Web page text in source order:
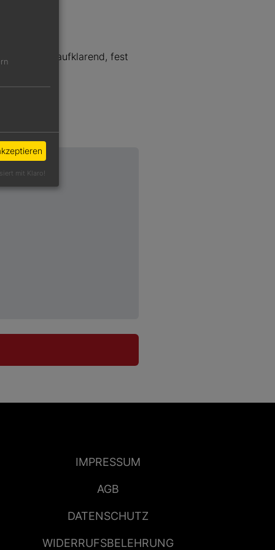
gut aufklarend, fest
IMPRESSUM
AGB
DATENSCHUTZ
WIDERRUFSBELEHRUNG
mit Klaro!